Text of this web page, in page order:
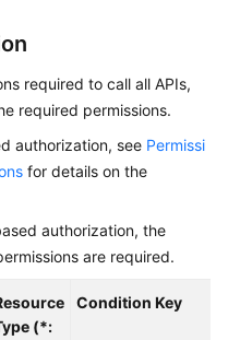
required to call all APIs,
required permissions.
authorization, see Permissi
for details on the
authorization, the
are required.
(*:
Condition Key